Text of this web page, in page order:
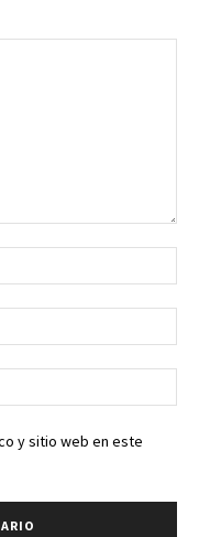
y sitio web en este